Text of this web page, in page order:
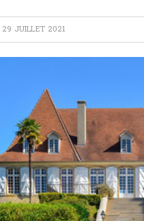
29 JUILLET 2021